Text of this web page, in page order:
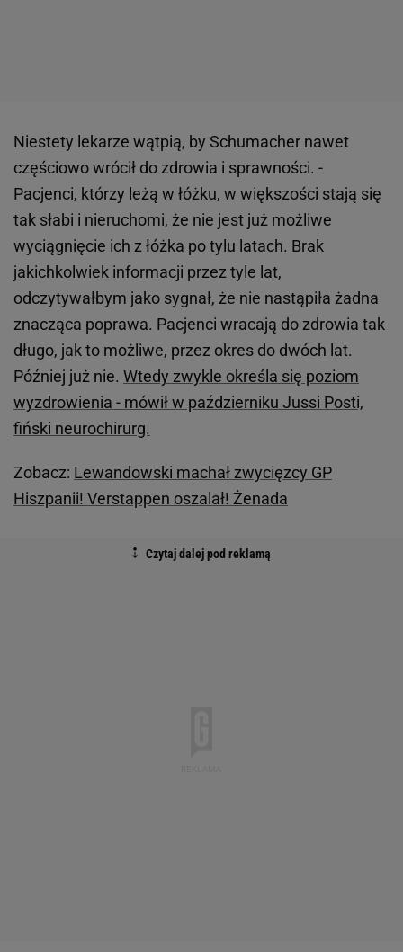
Niestety lekarze wątpią, by Schumacher nawet
częściowo wrócił do zdrowia i sprawności. -
Pacjenci, którzy leżą w łóżku, w większości stają się
tak słabi i nieruchomi, że nie jest już możliwe
wyciągnięcie ich z łóżka po tylu latach. Brak
jakichkolwiek informacji przez tyle lat,
odczytywałbym jako sygnał, że nie nastąpiła żadna
znacząca poprawa. Pacjenci wracają do zdrowia tak
długo, jak to możliwe, przez okres do dwóch lat.
Później już nie. Wtedy zwykle określa się poziom
wyzdrowienia - mówił w październiku Jussi Posti,
fiński neurochirurg.
Zobacz: Lewandowski machał zwycięzcy GP
Hiszpanii! Verstappen oszalał! Żenada